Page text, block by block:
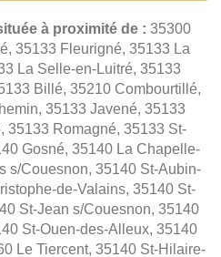
à proximité de : 35300
35133 Fleurigné, 35133 La
La Selle-en-Luitré, 35133
Billé, 35210 Combourtillé,
35133 Javené, 35133
35133 Romagné, 35133 St-
Gosné, 35140 La Chapelle-
s/Couesnon, 35140 St-Aubin-
de-Valains, 35140 St-
St-Jean s/Couesnon, 35140
St-Ouen-des-Alleux, 35140
Le Tiercent, 35140 St-Hilaire-